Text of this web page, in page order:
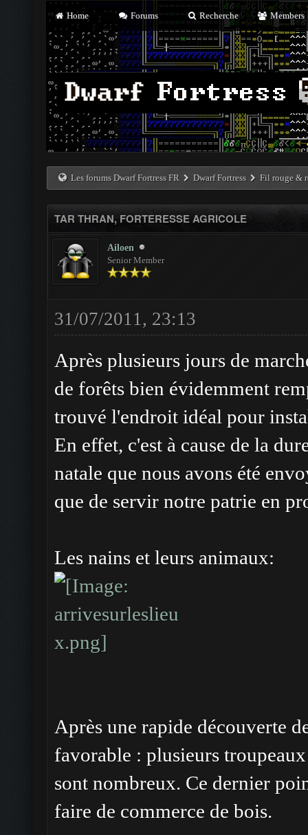
Home Forums Recherche Members
Les forums Dwarf Fortress FR Dwarf Fortress Fil rouge &
TAR THRAN, FORTERESSE AGRICOLE
Ailoen
Senior Member
31/07/2011, 23:13
Après plusieurs jours de
de forêts bien évidemment
trouvé l'endroit idéal pour
En effet, c'est à cause de la
natale que nous avons été
que de servir notre patrie en
Les nains et leurs animaux:
Après une rapide découverte
favorable : plusieurs
sont nombreux. Ce dernier
faire de commerce de bois.